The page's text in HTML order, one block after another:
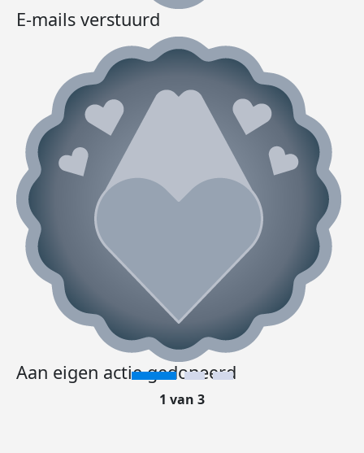
E-mails verstuurd
Aan eigen actie gedoneerd
1 van 3